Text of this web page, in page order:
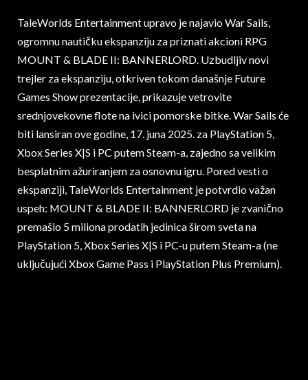
TaleWorlds Entertainment upravo je najavio War Sails,
ogromnu nautičku ekspanziju za priznati akcioni RPG
MOUNT & BLADE II: BANNERLORD. Uzbudljiv novi
trejler za ekspanziju, otkriven tokom današnje Future
Games Show prezentacije, prikazuje vetrovite
srednjovekovne flote na ivici pomorske bitke. War Sails će
biti lansiran ove godine, 17. juna 2025. za PlayStation 5,
Xbox Series X|S i PC putem Steam-a, zajedno sa velikim
besplatnim ažuriranjem za osnovnu igru. Pored vesti o
ekspanziji, TaleWorlds Entertainment je potvrdio važan
uspeh: MOUNT & BLADE II: BANNERLORD je zvanično
premašio 5 miliona prodatih jedinica širom sveta na
PlayStation 5, Xbox Series X|S i PC-u putem Steam-a (ne
uključujući Xbox Game Pass i PlayStation Plus Premium).